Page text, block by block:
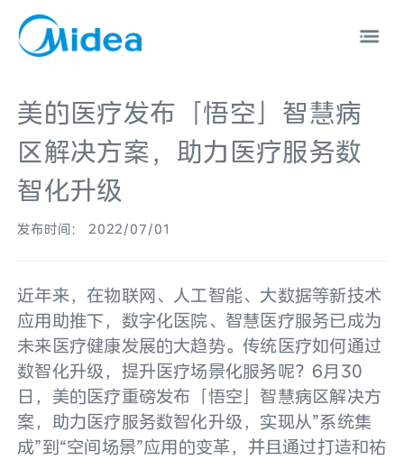
美的医疗发布「悟空」智慧病
区解决方案，助力医疗服务数
智化升级
发布时间： 2022/07/01
近年来，在物联网、人工智能、大数据等新技术
应用助推下，数字化医院、智慧医疗服务已成为
未来医疗健康发展的大趋势。传统医疗如何通过
数智化升级，提升医疗场景化服务呢？6月30
日，美的医疗重磅发布「悟空」智慧病区解决方
案，助力医疗服务数智化升级，实现从”系统集
成”到“空间场景”应用的变革，并且通过打造和祐